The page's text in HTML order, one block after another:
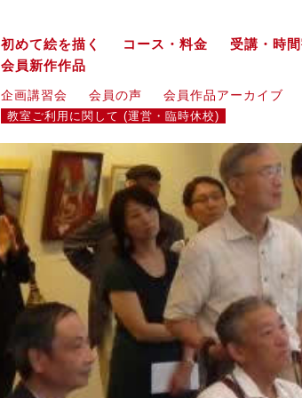
初めて絵を描く コース・料金 受講・時間
会員新作作品
企画講習会 会員の声 会員作品アーカイブ
教室ご利用に関して (運営・臨時休校)